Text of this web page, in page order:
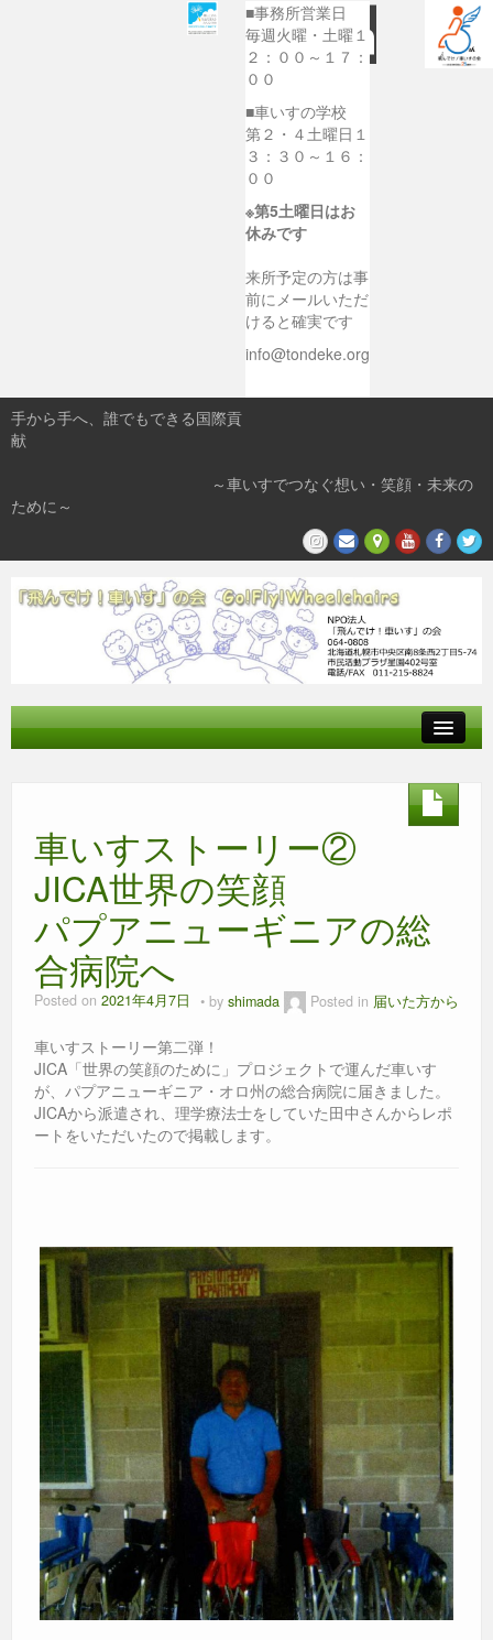
■事務所営業日
毎週火曜・土曜１
２：００～１７：
００
■車いすの学校
第２・４土曜日１
３：３０～１６：
００
※第5土曜日はお
休みです
来所予定の方は事
前にメールいただ
けると確実です
info@tondeke.org
手から手へ、誰でもできる国際貢
献
～車いすでつなぐ想い・笑顔・未来の
ために～
私たちの活動
車いすストーリー②
JICA世界の笑顔
パプアニューギニアの総
合病院へ
Posted on 2021年4月7日 by shimada Posted in 届いた方から
車いすストーリー第二弾！
JICA「世界の笑顔のために」プロジェクトで運んだ車いす
が、パプアニューギニア・オロ州の総合病院に届きました。
JICAから派遣され、理学療法士をしていた田中さんからレポ
ートをいただいたので掲載します。